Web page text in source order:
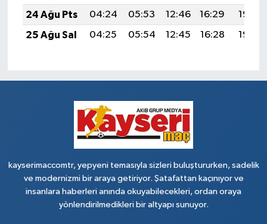
24 Ağu Pts
04:24 05:53 12:46 16:29
19:28
25 Ağu Sal
04:25 05:54 12:45 16:28 19:27
kayserimaccomtr, yepyeni temasıyla sizleri buluştururken, sadelik
ve modernizmi bir araya getiriyor. Şatafattan kaçınıyor ve
insanlara haberleri anında okuyabilecekleri, ordan oraya
yönlendirilmedikleri bir altyapı sunuyor.